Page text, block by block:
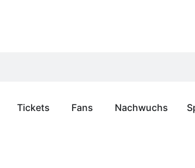
Tickets Fans Nachwuchs